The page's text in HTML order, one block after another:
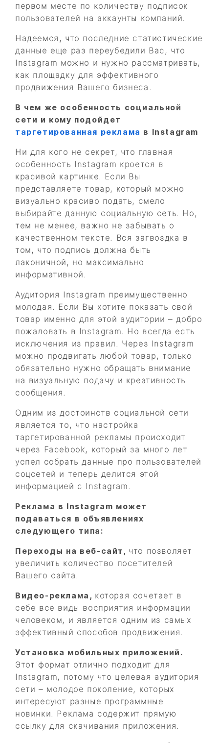
первом месте по количеству подписок
пользователей на аккаунты компаний.
Надеемся, что последние статистические
данные еще раз переубедили Вас, что
Instagram можно и нужно рассматривать,
как площадку для эффективного
продвижения Вашего бизнеса.
В чем же особенность социальной
сети и кому подойдет
таргетированная реклама в Instagram
Ни для кого не секрет, что главная
особенность Instagram кроется в
красивой картинке. Если Вы
представляете товар, который можно
визуально красиво подать, смело
выбирайте данную социальную сеть. Но,
тем не менее, важно не забывать о
качественном тексте. Вся загвоздка в
том, что подпись должна быть
лаконичной, но максимально
информативной.
Аудитория Instagram преимущественно
молодая. Если Вы хотите показать свой
товар именно для этой аудитории – добро
пожаловать в Instagram. Но всегда есть
исключения из правил. Через Instagram
можно продвигать любой товар, только
обязательно нужно обращать внимание
на визуальную подачу и креативность
сообщения.
Одним из достоинств социальной сети
является то, что настройка
таргетированной рекламы происходит
через Facebook, который за много лет
успел собрать данные про пользователей
соцсетей и теперь делится этой
информацией с Instagram.
Реклама в Instagram может
подаваться в объявлениях
следующего типа:
Переходы на веб-сайт, что позволяет
увеличить количество посетителей
Вашего сайта.
Видео-реклама, которая сочетает в
себе все виды восприятия информации
человеком, и является одним из самых
эффективный способов продвижения.
Установка мобильных приложений.
Этот формат отлично подходит для
Instagram, потому что целевая аудитория
сети – молодое поколение, которых
интересуют разные программные
новинки. Реклама содержит прямую
ссылку для скачивания приложения.